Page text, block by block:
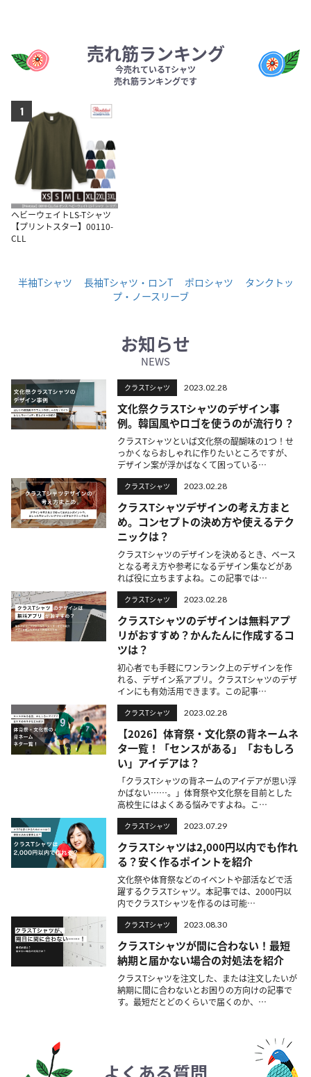
売れ筋ランキング
今売れているTシャツ
売れ筋ランキングです
1
ヘビーウェイトLS-Tシャツ
【プリントスター】00110-
CLL
半袖Tシャツ 長袖Tシャツ・ロンT ポロシャツ
タンクトッ
プ・ノースリーブ
お知らせ
NEWS
クラスTシャツ 2023.02.28
文化祭クラスTシャツのデザイン事
例。韓国風やロゴを使うのが流行り？
クラスTシャツといば文化祭の醍醐味の1つ！せ
っかくならおしゃれに作りたいところですが、
デザイン案が浮かばなくて困っている…
クラスTシャツ 2023.02.28
クラスTシャツデザインの考え方まと
め。コンセプトの決め方や使えるテク
ニックは？
クラスTシャツのデザインを決めるとき、ベース
となる考え方や参考になるデザイン集などがあ
れば役に立ちますよね。この記事では…
クラスTシャツ 2023.02.28
クラスTシャツのデザインは無料アプ
リがおすすめ？かんたんに作成するコ
ツは？
初心者でも手軽にワンランク上のデザインを作
れる、デザイン系アプリ。クラスTシャツのデザ
インにも有効活用できます。この記事…
クラスTシャツ 2023.02.28
【2026】体育祭・文化祭の背ネームネ
タ一覧！「センスがある」「おもしろ
い」アイデアは？
「クラスTシャツの背ネームのアイデアが思い浮
かばない……。」体育祭や文化祭を目前とした
高校生にはよくある悩みですよね。こ…
クラスTシャツ 2023.07.29
クラスTシャツは2,000円以内でも作れ
る？安く作るポイントを紹介
文化祭や体育祭などのイベントや部活などで活
躍するクラスTシャツ。本記事では、2000円以
内でクラスTシャツを作るのは可能…
クラスTシャツ 2023.08.30
クラスTシャツが間に合わない！最短
納期と届かない場合の対処法を紹介
クラスTシャツを注文した、または注文したいが
納期に間に合わないとお困りの方向けの記事で
す。最短だとどのくらいで届くのか、…
よくある質問